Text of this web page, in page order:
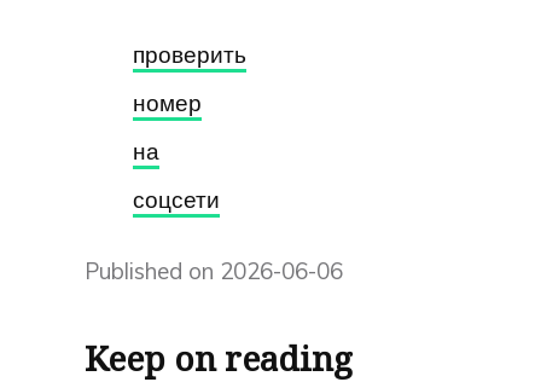
проверить
номер
на
соцсети
Published on 2026-06-06
Keep on reading